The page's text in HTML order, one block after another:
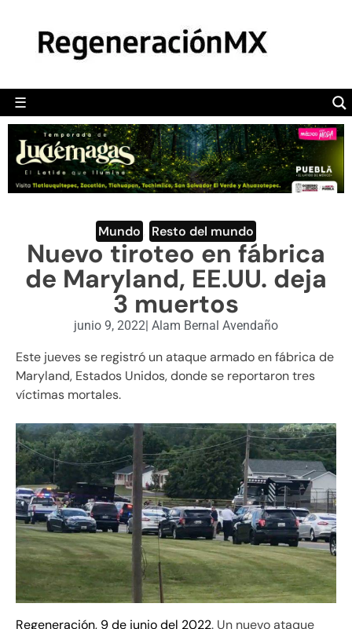
☰
POLÍTICA
CAMALEÓN
OPINIÓN
DEPORTES
ENGLISH SECTION
VIDEOS
Mundo Resto del mundo
Nuevo tiroteo en fábrica
de Maryland, EE.UU. deja
3 muertos
junio 9, 2022| Alam Bernal Avendaño
Este jueves se registró un ataque armado en fábrica de
Maryland, Estados Unidos, donde se reportaron tres
víctimas mortales.
Regeneración, 9 de junio del 2022. Un nuevo ataque